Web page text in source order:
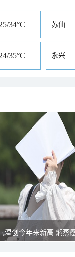
25/34°C 苏仙
24/35°C 永兴
温创今年来新高 焖蒸